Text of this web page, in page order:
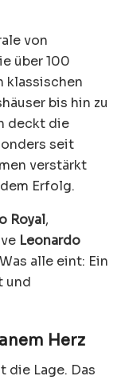
von
über 100
klassischen
bis hin zu
deckt die
seit
verstärkt
Erfolg.
Royal,
Leonardo
alle eint: Ein
und
Herz
die Lage. Das